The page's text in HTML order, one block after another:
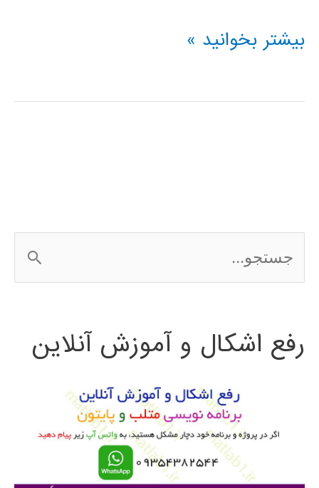
دانلود
Lonely
بیشتر بخوانید »
س
ج
رفع اشکال و آموزش آنلاین